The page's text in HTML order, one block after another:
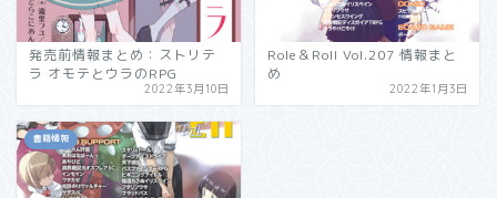
発売前情報まとめ：ストリテ
ラ オモテとウラのRPG
2022年3月10日
Role＆Roll Vol.207 情報まと
め
2022年1月3日
書籍情報